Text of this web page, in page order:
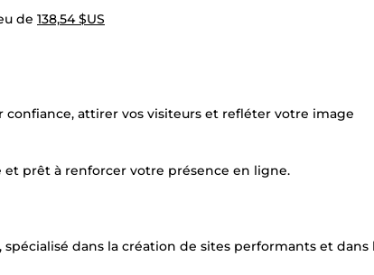
de 138,54 $US
attirer vos visiteurs et refléter votre image
et prêt à renforcer votre présence en ligne.
dans la création de sites performants et dans